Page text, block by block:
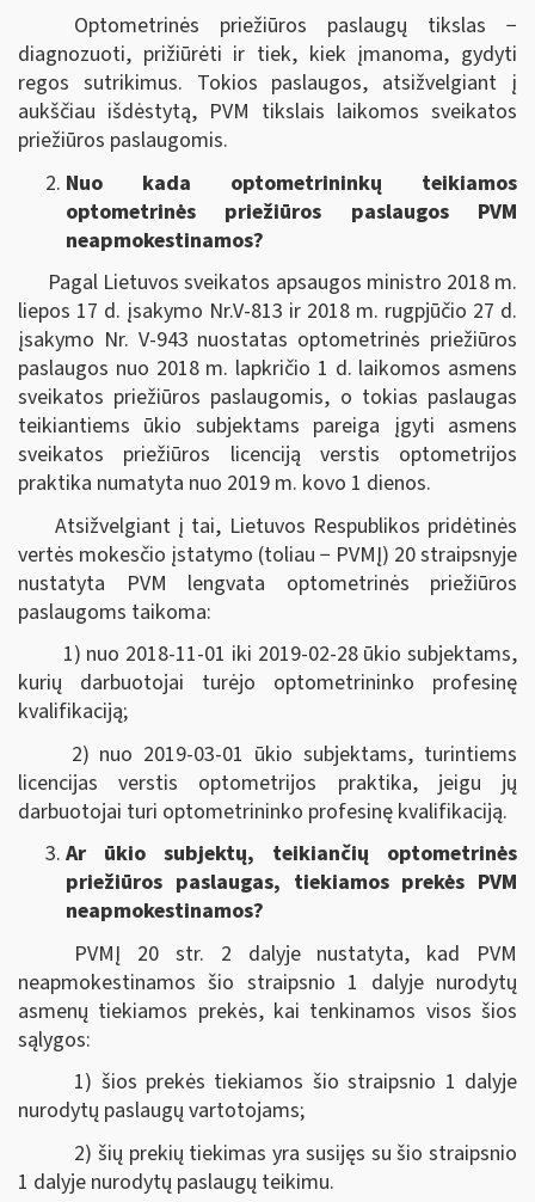
Optometrinės priežiūros paslaugų tikslas −
diagnozuoti, prižiūrėti ir tiek, kiek įmanoma, gydyti
regos sutrikimus. Tokios paslaugos, atsižvelgiant į
aukščiau išdėstytą, PVM tikslais laikomos sveikatos
priežiūros paslaugomis.
Nuo kada optometrininkų teikiamos
optometrinės priežiūros paslaugos PVM
neapmokestinamos?
Pagal Lietuvos sveikatos apsaugos ministro 2018 m.
liepos 17 d. įsakymo Nr.V-813 ir 2018 m. rugpjūčio 27 d.
įsakymo Nr. V-943 nuostatas optometrinės priežiūros
paslaugos nuo 2018 m. lapkričio 1 d. laikomos asmens
sveikatos priežiūros paslaugomis, o tokias paslaugas
teikiantiems ūkio subjektams pareiga įgyti asmens
sveikatos priežiūros licenciją verstis optometrijos
praktika numatyta nuo 2019 m. kovo 1 dienos.
Atsižvelgiant į tai, Lietuvos Respublikos pridėtinės
vertės mokesčio įstatymo (toliau − PVMĮ) 20 straipsnyje
nustatyta PVM lengvata optometrinės priežiūros
paslaugoms taikoma:
1) nuo 2018-11-01 iki 2019-02-28 ūkio subjektams,
kurių darbuotojai turėjo optometrininko profesinę
kvalifikaciją;
2) nuo 2019-03-01 ūkio subjektams, turintiems
licencijas verstis optometrijos praktika, jeigu jų
darbuotojai turi optometrininko profesinę kvalifikaciją.
Ar ūkio subjektų, teikiančių optometrinės
priežiūros paslaugas, tiekiamos prekės PVM
neapmokestinamos?
PVMĮ 20 str. 2 dalyje nustatyta, kad PVM
neapmokestinamos šio straipsnio 1 dalyje nurodytų
asmenų tiekiamos prekės, kai tenkinamos visos šios
sąlygos:
1) šios prekės tiekiamos šio straipsnio 1 dalyje
nurodytų paslaugų vartotojams;
2) šių prekių tiekimas yra susijęs su šio straipsnio
1 dalyje nurodytų paslaugų teikimu.